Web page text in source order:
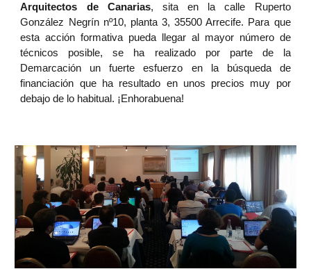
Arquitectos de Canarias, sita en la calle Ruperto
González Negrín nº10, planta 3, 35500 Arrecife. Para que
esta acción formativa pueda llegar al mayor número de
técnicos posible, se ha realizado por parte de la
Demarcación un fuerte esfuerzo en la búsqueda de
financiación que ha resultado en unos precios muy por
debajo de lo habitual. ¡Enhorabuena!